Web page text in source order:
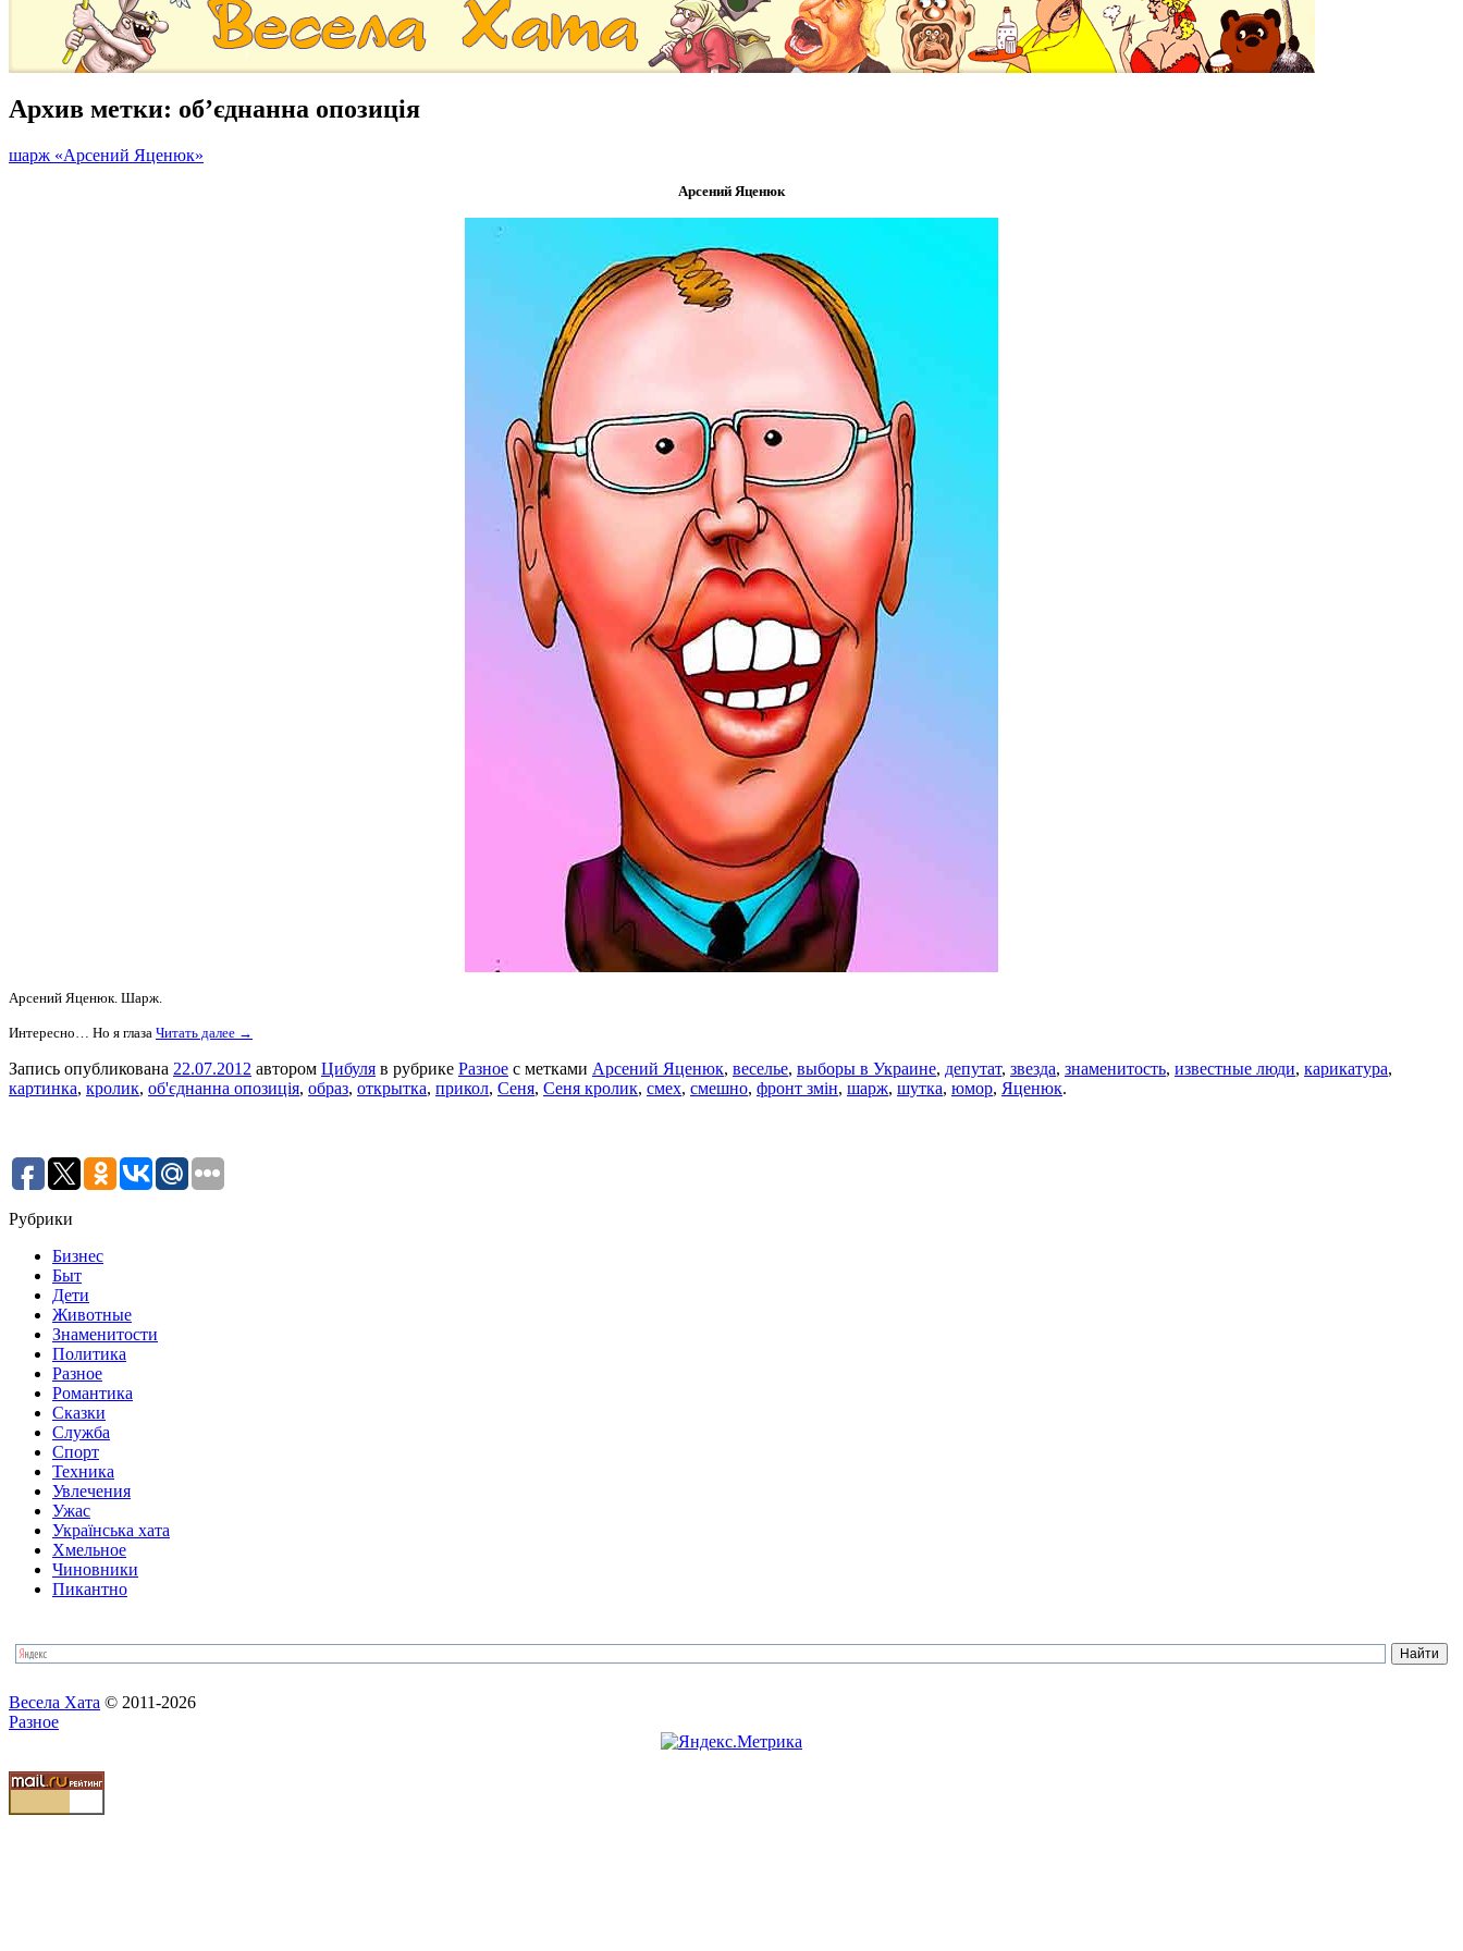
Архив метки: об’єднанна опозиція
шарж «Арсений Яценюк»
Арсений Яценюк
Арсений Яценюк. Шарж.
Интересно… Но я глаза Читать далее →
Запись опубликована 22.07.2012 автором Цибуля в рубрике Разное с метками Арсений Яценюк, веселье, выборы в Украине, депутат, звезда, знаменитость, известные люди, карикатура,
картинка, кролик, об'єднанна опозиція, образ, открытка, прикол, Сеня, Сеня кролик, смех, смешно, фронт змін, шарж, шутка, юмор, Яценюк.
Рубрики
Бизнес
Быт
Дети
Животные
Знаменитости
Политика
Разное
Романтика
Сказки
Служба
Спорт
Техника
Увлечения
Ужас
Українська хата
Хмельное
Чиновники
Пикантно
Весела Хата © 2011-2026
Разное